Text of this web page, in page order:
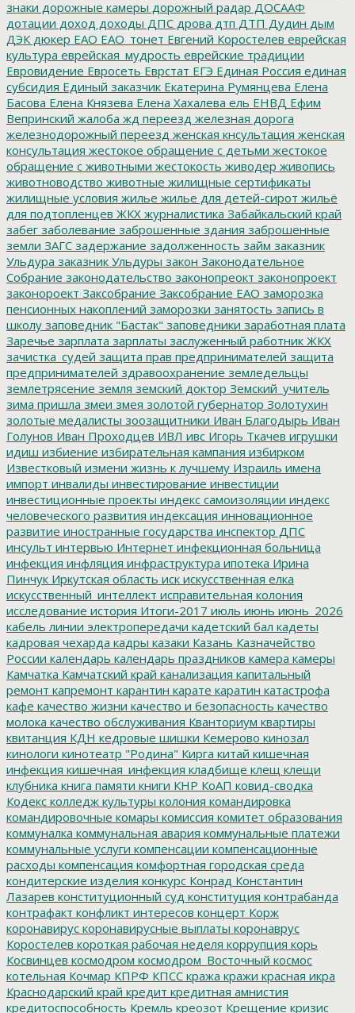
знаки дорожные камеры дорожный радар ДОСААФ
дотации доход доходы ДПС дрова дтп ДТП Дудин дым
ДЭК дюкер ЕАО ЕАО_тонет Евгений Коростелев еврейская
культура еврейская_мудрость еврейские традиции
Евровидение Евросеть Еврстат ЕГЭ Единая Россия единая
субсидия Единый заказчик Екатерина Румянцева Елена
Басова Елена Князева Елена Хахалева ель ЕНВД Ефим
Вепринский жалоба жд переезд железная дорога
железнодорожный переезд женская кнсультация женская
консультация жестокое обращение с детьми жестокое
обращение с животными жестокость живодер живопись
животноводство животные жилищные сертификаты
жилищные условия жилье жилье для детей-сирот жильё
для подтопленцев ЖКХ журналистика Забайкальский край
забег заболевание заброшенные здания заброшенные
земли ЗАГС задержание задолженность займ заказник
Ульдура заказник Ульдуры закон Законодательное
Собрание законодательство законопреокт законопроект
законороект Заксобрание Заксобрание ЕАО заморозка
пенсионных накоплений заморозки занятость запись в
школу заповедник "Бастак" заповедники заработная плата
Заречье зарплата зарплаты заслуженный работник ЖКХ
зачистка_судей защита прав предпринимателей защита
предпринимателей здравоохранение земледельцы
землетрясение земля земский доктор Земский_учитель
зима пришла змеи змея золотой губернатор Золотухин
золотые медалисты зоозащитники Иван Благодырь Иван
Голунов Иван Проходцев ИВЛ ивс Игорь Ткачев игрушки
идиш избиение избирательная кампания избирком
Известковый измени жизнь к лучшему Израиль имена
импорт инвалиды инвестирование инвестиции
инвестиционные проекты индекс самоизоляции индекс
человеческого развития индексация инновационное
развитие иностранные государства инспектор ДПС
инсульт интервью Интернет инфекционная больница
инфекция инфляция инфраструктура ипотека Ирина
Пинчук Иркутская область иск искусственная елка
искусственный_интеллект исправительная колония
исследование история Итоги-2017 июль июнь июнь_2026
кабель линии электропередачи кадетский бал кадеты
кадровая чехарда кадры казаки Казань Казначейство
России календарь календарь праздников камера камеры
Камчатка Камчатский край канализация капитальный
ремонт капремонт карантин карате каратин катастрофа
кафе качество жизни качество и безопасность качество
молока качество обслуживания Кванториум квартиры
квитанция КДН кедровые шишки Кемерово кинозал
кинологи кинотеатр "Родина" Кирга китай кишечная
инфекция кишечная_инфекция кладбище клещ клещи
клубника книга памяти книги КНР КоАП ковид-сводка
Кодекс колледж культуры колония командировка
командировочные комары комиссия комитет образования
коммуналка коммунальная авария коммунальные платежи
коммунальные услуги компенсации компенсационные
расходы компенсация комфортная городская среда
кондитерские изделия конкурс Конрад Константин
Лазарев конституционный суд конституция контрабанда
контрафакт конфликт интересов концерт Корж
коронавирус коронавирусные выплаты коронаврус
Коростелев короткая рабочая неделя коррупция корь
Косвинцев космодром космодром_Восточный космос
котельная Кочмар КПРФ КПСС кража кражи красная икра
Краснодарский край кредит кредитная амнистия
кредитоспособность Кремль креозот Крещение кризис